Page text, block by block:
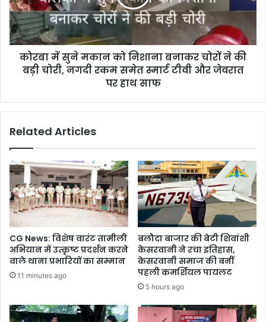
किया
गया
था
बंधक
निशाना
बनाकर
चोरों
ने
रकम
स्मार्ट
जेवरात
हाथ
साफ
कोरबा में सुने मकान को निशाना बनाकर चोरों ने की
बड़ी चोरी, नगदी रकम समेत स्मार्ट टीवी और जेवरात
पर हाथ साफ
Related Articles
CG News: विशेष वारंट तामीली
अभियान में उत्कृष्ट प्रदर्शन करने
वाले थाना प्रभारियों का सम्मान
11 minutes ago
बलौदा बाजार की बेटी शिवांशी
केसरवानी ने रचा इतिहास,
केसरवानी समाज की बनीं
पहली कमर्शियल पायलट
5 hours ago